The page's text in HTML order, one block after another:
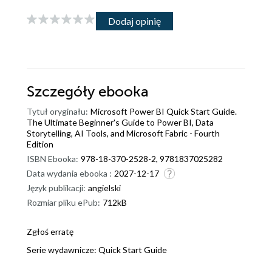
Dodaj opinię
Szczegóły ebooka
Tytuł oryginału: Microsoft Power BI Quick Start Guide.
The Ultimate Beginner's Guide to Power BI, Data
Storytelling, AI Tools, and Microsoft Fabric - Fourth
Edition
ISBN Ebooka: 978-18-370-2528-2, 9781837025282
Data wydania ebooka : 2027-12-17
Język publikacji: angielski
Rozmiar pliku ePub: 712kB
Zgłoś erratę
Serie wydawnicze: Quick Start Guide